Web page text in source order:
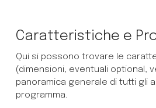
Caratteristiche e
Qui si possono trovare le
(dimensioni, eventuali optional,
panoramica generale di tutti gli
programma.